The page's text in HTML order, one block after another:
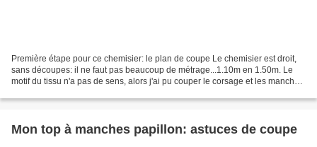
Première étape pour ce chemisier: le plan de coupe Le chemisier est droit,
sans découpes: il ne faut pas beaucoup de métrage...1.10m en 1.50m. Le
motif du tissu n'a pas de sens, alors j'ai pu couper le corsage et les manches
Mon top à manches papillon: astuces de coupe